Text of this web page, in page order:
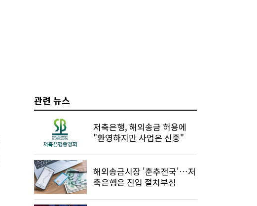
관련 뉴스
저축은행, 해외송금 허용에
"환영하지만 사업은 신중"
해외송금시장 '춘추전국'…저
축은행은 진입 절치부심